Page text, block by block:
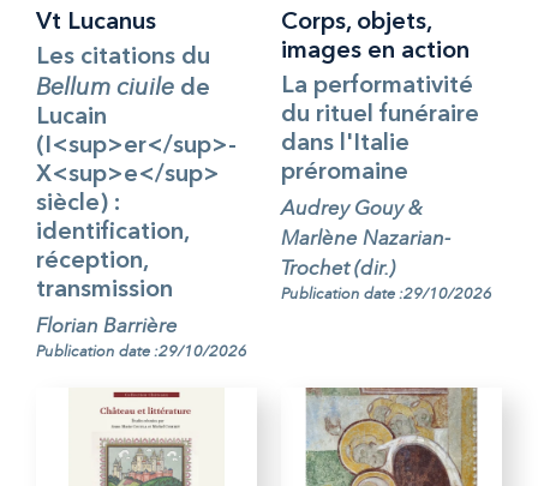
Vt Lucanus
Les citations du
Bellum ciuile de
Lucain
(I<sup>er</sup>-
X<sup>e</sup>
siècle) :
identification,
réception,
transmission
Florian Barrière
Publication date :29/10/2026
Corps, objets,
images en action
La performativité
du rituel funéraire
dans l'Italie
préromaine
Audrey Gouy &
Marlène Nazarian-
Trochet (dir.)
Publication date :29/10/2026